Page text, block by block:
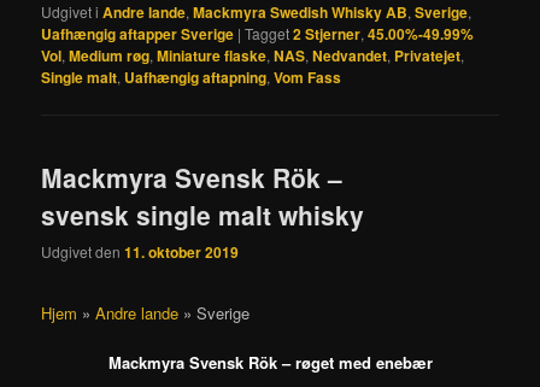
Udgivet i Andre lande,Mackmyra Swedish Whisky AB,Sverige,
Uafhængig aftapper Sverige |Tagget2 Stjerner,45.00%-49.99%
Vol,Medium røg,Miniature flaske,NAS,Nedvandet, Privatejet,
Single malt, Uafhængig aftapning,Vom Fass
Mackmyra Svensk Rök –
svensk single malt whisky
Udgivet den11. oktober 2019
Hjem »Andre lande »Sverige
Mackmyra Svensk Rök – røget med enebær